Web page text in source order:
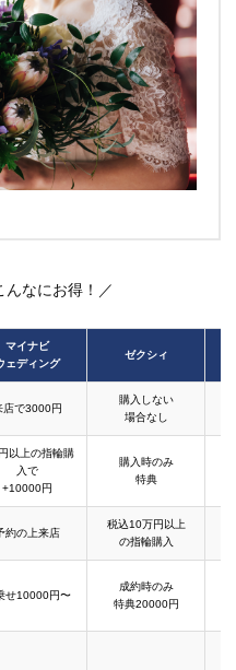
んなにお得！／
マイナビ
ェディング
ゼクシィ
店で3000円
購入しない
場合なし
以上の指輪購
入で
+10000円
購入時のみ
特典
約の上来店
税込10万円以上
の指輪購入
せ10000円〜
成約時のみ
特典20000円